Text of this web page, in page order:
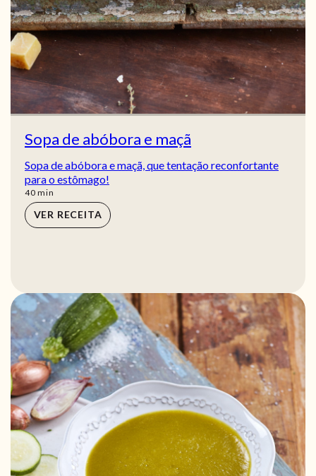
Sopa de abóbora e maçã
Sopa de abóbora e maçã, que tentação reconfortante
para o estômago!
40min
min
VER RECEITA